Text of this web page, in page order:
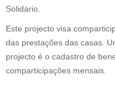
Solidário.
Este projecto visa
das prestações das casas.
projecto é o cadastro de
comparticipações mensais.